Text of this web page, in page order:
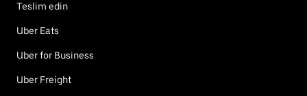
Teslim edin
Uber Eats
Uber for Business
Uber Freight